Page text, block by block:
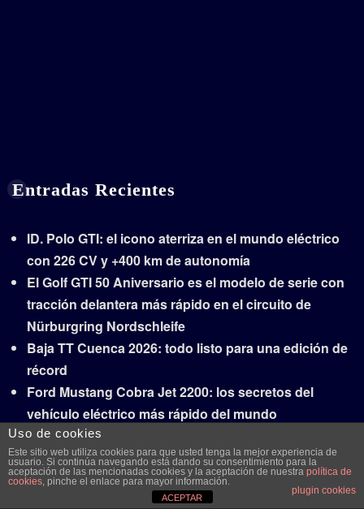
Entradas Recientes
ID. Polo GTI: el icono aterriza en el mundo eléctrico
con 226 CV y +400 km de autonomía
El Golf GTI 50 Aniversario es el modelo de serie con
tracción delantera más rápido en el circuito de
Nürburgring Nordschleife
Baja TT Cuenca 2026: todo listo para una edición de
récord
Ford Mustang Cobra Jet 2200: los secretos del
vehículo eléctrico más rápido del mundo
Brembo pone en marcha la producción en serie de
su sistema Sensify
Uso de cookies
Este sitio web utiliza cookies para que usted tenga la mejor experiencia de
usuario. Si continúa navegando está dando su consentimiento para la
aceptación de las mencionadas cookies y la aceptación de nuestra política de
cookies, pinche el enlace para mayor información.
plugin cookies
ACEPTAR